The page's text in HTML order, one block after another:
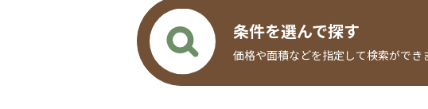
条件を選んで探す
価格や面積などを指定して検索ができ